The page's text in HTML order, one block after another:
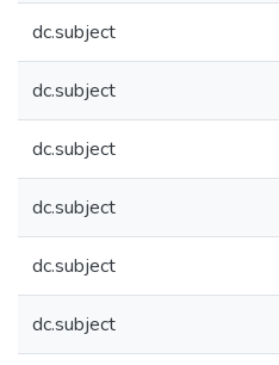
dc.subject
dc.subject
dc.subject
dc.subject
dc.subject
dc.subject